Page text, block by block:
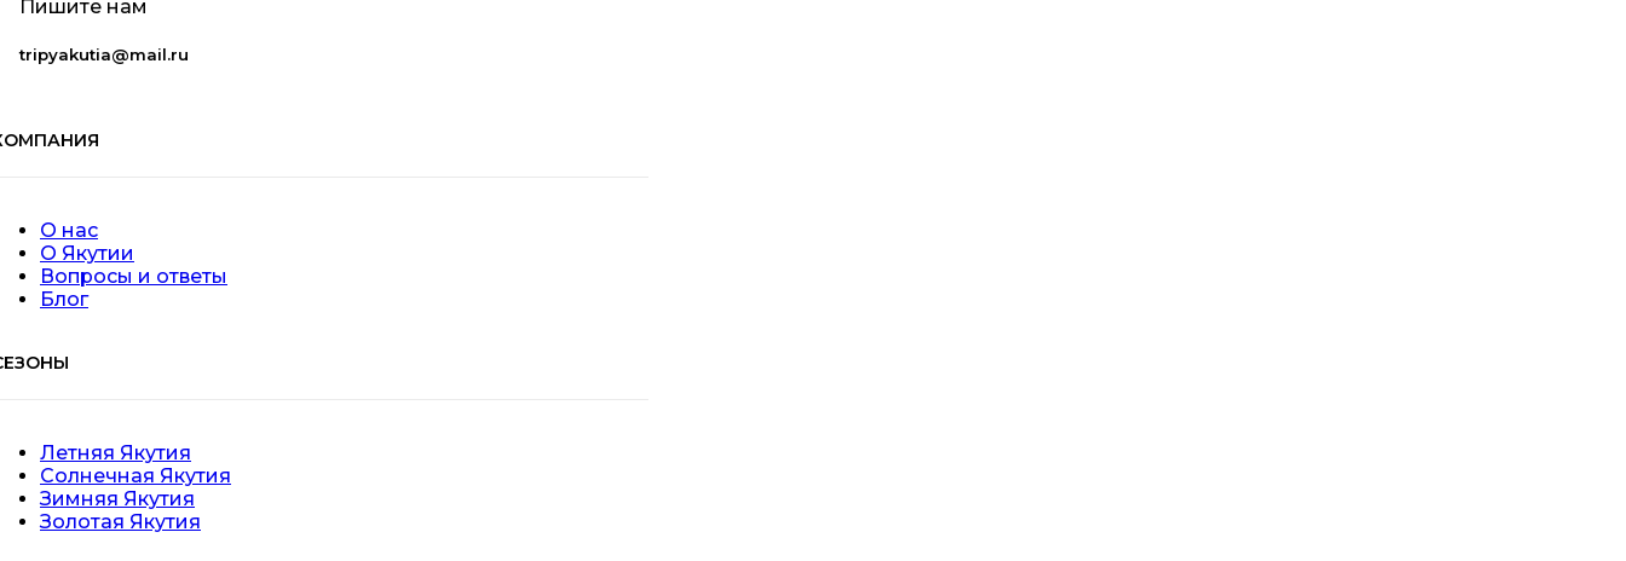
Пишите нам
tripyakutia@mail.ru
О нас
О Якутии
Вопросы и ответы
Блог
Летняя Якутия
Солнечная Якутия
Зимняя Якутия
Золотая Якутия